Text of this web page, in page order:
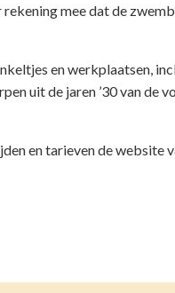
mee dat de
en werkplaatsen,
uit de jaren ’30 van de
en tarieven de website